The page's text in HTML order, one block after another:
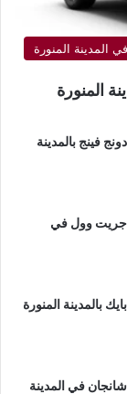
المدينة المنورة
المنورة
فينج بالمدينة
جريت وول في
بالمدينة المنورة
في المدينة